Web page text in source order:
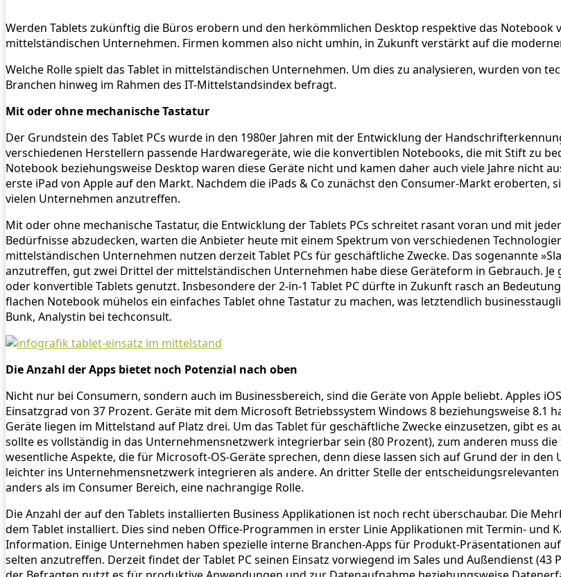
Werden Tablets zukünftig die Büros erobern und den herkömmlichen Desktop respektive das Notebook
mittelständischen Unternehmen. Firmen kommen also nicht umhin, in Zukunft verstärkt auf die
Welche Rolle spielt das Tablet in mittelständischen Unternehmen. Um dies zu analysieren, wurden von
Branchen hinweg im Rahmen des IT-Mittelstandsindex befragt.
Mit oder ohne mechanische Tastatur
Der Grundstein des Tablet PCs wurde in den 1980er Jahren mit der Entwicklung der
verschiedenen Herstellern passende Hardwaregeräte, wie die konvertiblen Notebooks, die mit Stift zu
Notebook beziehungsweise Desktop waren diese Geräte nicht und kamen daher auch viele Jahre nicht
erste iPad von Apple auf den Markt. Nachdem die iPads & Co zunächst den Consumer-Markt eroberten,
vielen Unternehmen anzutreffen.
Mit oder ohne mechanische Tastatur, die Entwicklung der Tablets PCs schreitet rasant voran und mit
Bedürfnisse abzudecken, warten die Anbieter heute mit einem Spektrum von verschiedenen
mittelständischen Unternehmen nutzen derzeit Tablet PCs für geschäftliche Zwecke. Das sogenannte
anzutreffen, gut zwei Drittel der mittelständischen Unternehmen habe diese Geräteform in Gebrauch.
oder konvertible Tablets genutzt. Insbesondere der 2-in-1 Tablet PC dürfte in Zukunft rasch an
flachen Notebook mühelos ein einfaches Tablet ohne Tastatur zu machen, was letztendlich
Bunk, Analystin bei techconsult.
Die Anzahl der Apps bietet noch Potenzial nach oben
Nicht nur bei Consumern, sondern auch im Businessbereich, sind die Geräte von Apple beliebt. Apples
Einsatzgrad von 37 Prozent. Geräte mit dem Microsoft Betriebssystem Windows 8 beziehungsweise
Geräte liegen im Mittelstand auf Platz drei. Um das Tablet für geschäftliche Zwecke einzusetzen, gibt es
sollte es vollständig in das Unternehmensnetzwerk integrierbar sein (80 Prozent), zum anderen muss
wesentliche Aspekte, die für Microsoft-OS-Geräte sprechen, denn diese lassen sich auf Grund der in
leichter ins Unternehmensnetzwerk integrieren als andere. An dritter Stelle der
anders als im Consumer Bereich, eine nachrangige Rolle.
Die Anzahl der auf den Tablets installierten Business Applikationen ist noch recht überschaubar. Die
dem Tablet installiert. Dies sind neben Office-Programmen in erster Linie Applikationen mit Termin-
Information. Einige Unternehmen haben spezielle interne Branchen-Apps für Produkt-Präsentationen
selten anzutreffen. Derzeit findet der Tablet PC seinen Einsatz vorwiegend im Sales und Außendienst